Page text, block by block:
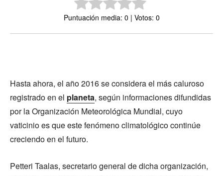
Puntuación media: 0 | Votos: 0
Hasta ahora, el año 2016 se considera el más caluroso
registrado en el planeta, según informaciones difundidas
por la Organización Meteorológica Mundial, cuyo
vaticinio es que este fenómeno climatológico continúe
creciendo en el futuro.
Petteri Taalas, secretario general de dicha organización,